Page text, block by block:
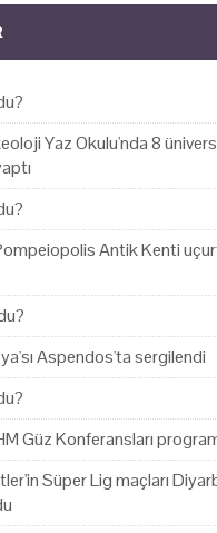
Yaz Okulu'nda 8
Antik Kenti
Aspendos'ta sergilendi
Güz Konferansları
Süper Lig maçları